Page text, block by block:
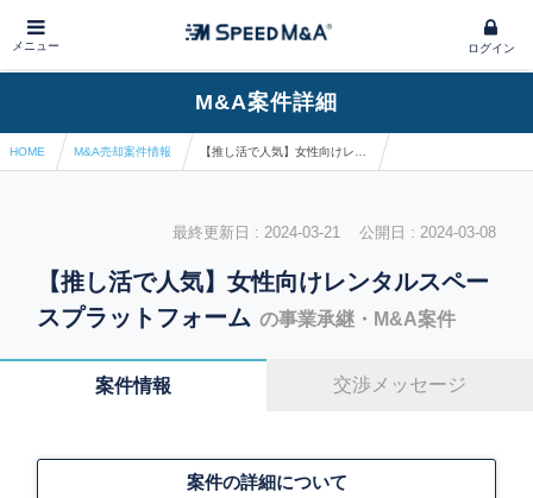
メニュー ログイン
M&A案件詳細
HOME M&A売却案件情報
最終更新日 : 2024-03-21 公開日 : 2024-03-08
【推し活で人気】女性向けレンタルスペー
スプラットフォーム の事業承継・M&A案件
案件情報 交渉メッセージ
案件の詳細について